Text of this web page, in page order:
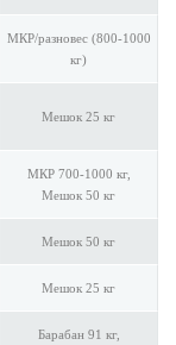
МКР/разновес (800-1000
кг)
Мешок 25 кг
МКР 700-1000 кг,
Мешок 50 кг
Мешок 50 кг
Мешок 25 кг
Барабан 91 кг,